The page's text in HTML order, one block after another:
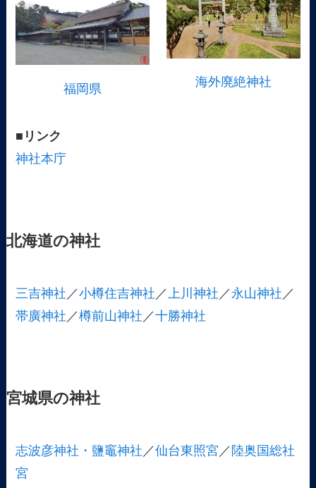
福岡県 海外廃絶神社
■リンク
神社本庁
北海道の神社
三吉神社 ／小樽住吉神社 ／上川神社 ／ 永山神社 ／
帯廣神社 ／樽前山神社 ／十勝神社
宮城県の神社
志波彦神社・鹽竈神社 ／仙台東照宮 ／ 陸奥国総社
宮